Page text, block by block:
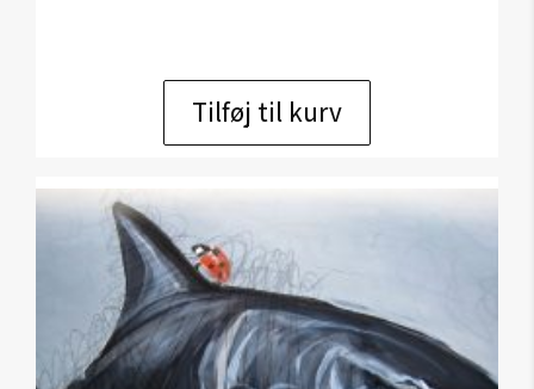
Tilføj til kurv